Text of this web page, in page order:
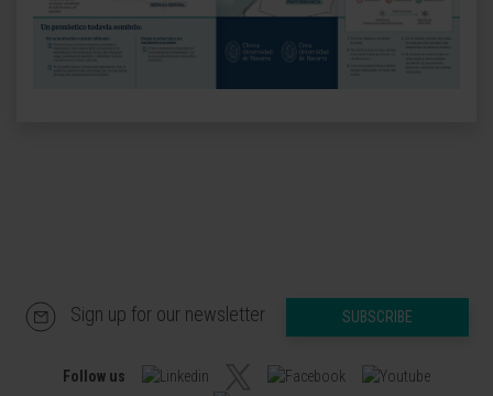
Sign up for our newsletter SUBSCRIBE
Follow us